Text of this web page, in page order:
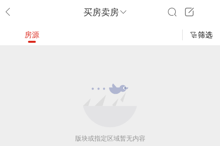
买房卖房
房源 筛选
版块或指定区域暂无内容